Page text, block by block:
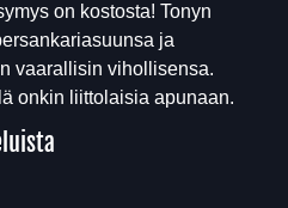
on kostosta! Tonyn
ja
vaarallisin vihollisensa.
onkin liittolaisia apunaan.